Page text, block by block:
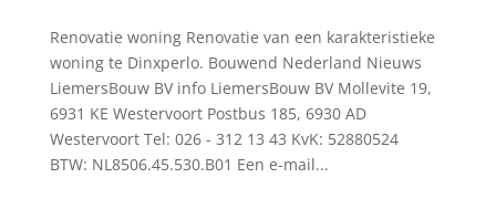
Renovatie woning Renovatie van een karakteristieke
woning te Dinxperlo. Bouwend Nederland Nieuws
LiemersBouw BV info LiemersBouw BV Mollevite 19,
6931 KE Westervoort Postbus 185, 6930 AD
Westervoort Tel: 026 - 312 13 43 KvK: 52880524
BTW: NL8506.45.530.B01 Een e-mail...